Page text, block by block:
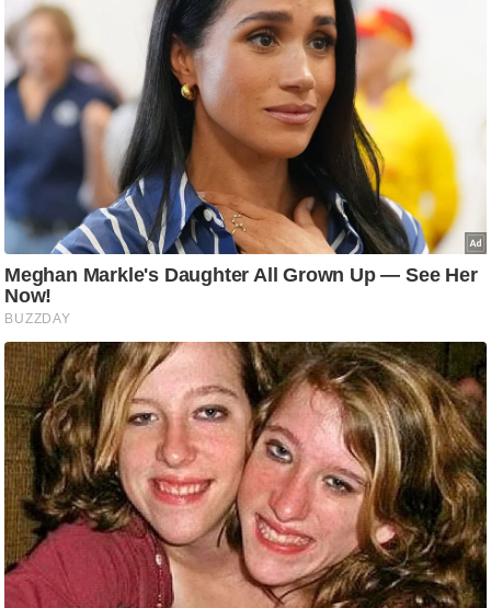
a
i
n
g
e
w
s
ला
इ
स्टा
इ
ल
टे
क्नॉ
लॉ
जी
ब्यू
टी